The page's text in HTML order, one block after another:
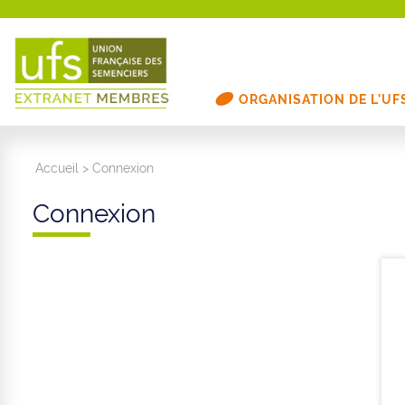
ORGANISATION DE
Accueil >Connexion
Connexion